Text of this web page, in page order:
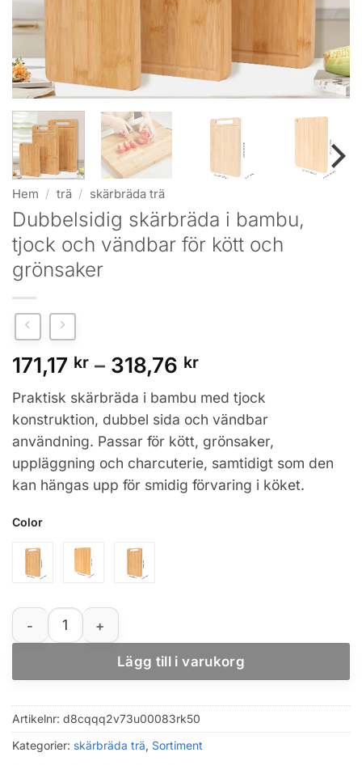
Hem / trä / skärbräda trä
Dubbelsidig skärbräda i bambu,
tjock och vändbar för kött och
grönsaker
171,17 kr – 318,76 krPrisintervall:
till
318,76 kr
Praktisk skärbräda i bambu med tjock
konstruktion, dubbel sida och vändbar
användning. Passar för kött, grönsaker,
uppläggning och charcuterie, samtidigt som den
kan hängas upp för smidig förvaring i köket.
Color
Dubbelsidig skärbräda i bambu, tjock och vändbar för
Lägg till i varukorg
Artikelnr: d8cqqq2v73u00083rk50
Kategorier: skärbräda trä Sortiment